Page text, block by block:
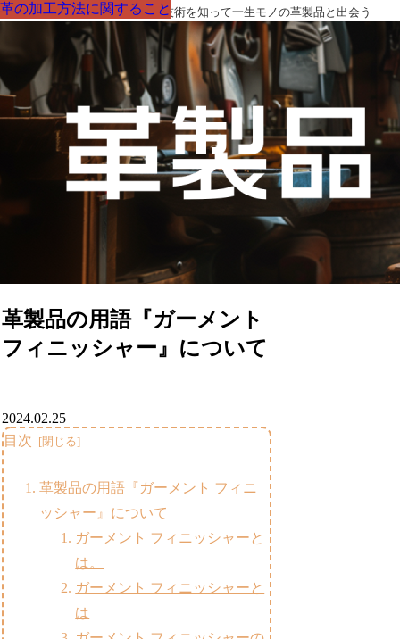
革製品の部品の呼び名・素材・技術を知って一生モノの革製品と出会う
革製品の用語『ガーメント
フィニッシャー』について
革の加工方法に関すること
2024.02.25
目次
革製品の用語『ガーメント フィニ
ッシャー』について
ガーメント フィニッシャーと
は。
ガーメント フィニッシャーと
は
革の加工方法に関すること
革の加工方法に関すること
革の加工方法に関すること
革の加工方法に関すること
革の加工方法に関すること
革の加工方法に関すること